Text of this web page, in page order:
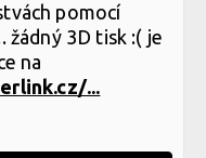
pomocí
žádný 3D tisk :( je
na
...